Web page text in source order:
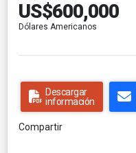
US$600,000
Dólares Americanos
Descargar
información
Compartir